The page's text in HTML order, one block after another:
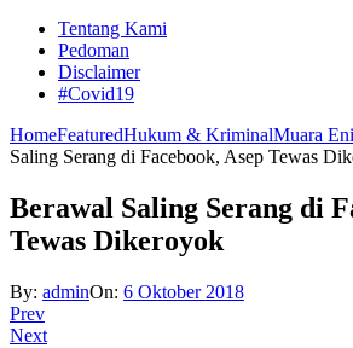
Tentang Kami
Pedoman
Disclaimer
#Covid19
HomeFeaturedHukum & KriminalMuara
Saling Serang di Facebook, Asep Tewas
Berawal Saling Serang di
Tewas Dikeroyok
By: adminOn: 6 Oktober 2018
Prev
Next